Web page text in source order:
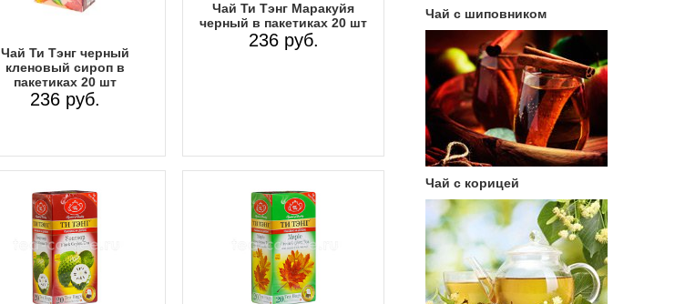
Чай Ти Тэнг черный
кленовый сироп в
пакетиках 20 шт
236 руб.
Чай Ти Тэнг Маракуйя
черный в пакетиках 20 шт
236 руб.
Чай с шиповником
Чай с корицей